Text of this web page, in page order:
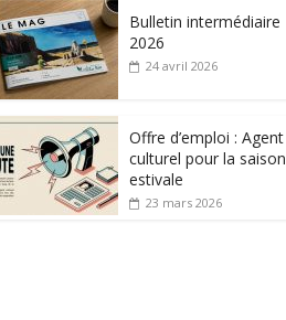
Bulletin intermédiaire
2026
24 avril 2026
Offre d’emploi : Agent
culturel pour la saison
estivale
23 mars 2026